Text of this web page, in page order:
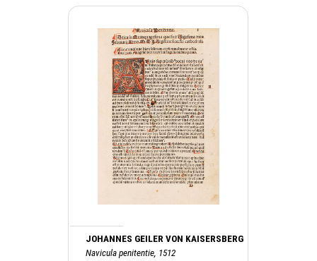
JOHANNES GEILER VON KAISERSBERG
Navicula penitentie, 1512